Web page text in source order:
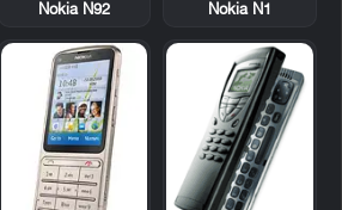
Nokia N1
Nokia N92